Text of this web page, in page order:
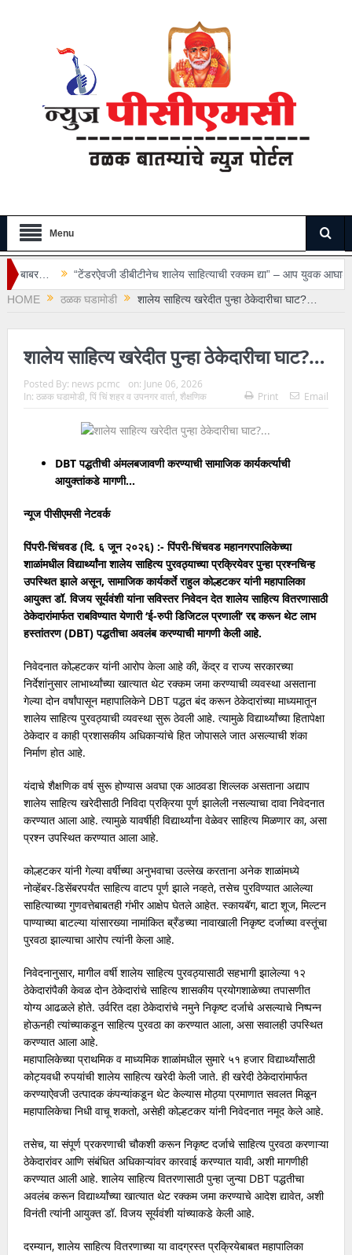
Menu
डीबीटीनेच शालेय साहित्याची रक्कम द्या” – आप युवक आघाडीची मागणी…
HOME
ठळक घडामोडी शालेय साहित्य खरेदीत पुन्हा ठेकेदारीचा घाट?…
शालेय साहित्य खरेदीत पुन्हा ठेकेदारीचा घाट?…
Posted By: news pcmc on: June 06, 2026
In: ठळक घडामोडी, पिं चिं शहर व उपनगर वार्ता, शैक्षणिक Print Email
DBT पद्धतीची अंमलबजावणी करण्याची सामाजिक कार्यकर्त्याची
आयुक्तांकडे मागणी…
न्यूज पीसीएमसी नेटवर्क
पिंपरी-चिंचवड (दि. ६ जून २०२६) :- पिंपरी-चिंचवड महानगरपालिकेच्या
शाळांमधील विद्यार्थ्यांना शालेय साहित्य पुरवठ्याच्या प्रक्रियेवर पुन्हा प्रश्नचिन्ह
उपस्थित झाले असून, सामाजिक कार्यकर्ते राहुल कोल्हटकर यांनी महापालिका
आयुक्त डॉ. विजय सूर्यवंशी यांना सविस्तर निवेदन देत शालेय साहित्य वितरणासाठी
ठेकेदारांमार्फत राबविण्यात येणारी ‘ई-रुपी डिजिटल प्रणाली’ रद्द करून थेट लाभ
हस्तांतरण (DBT) पद्धतीचा अवलंब करण्याची मागणी केली आहे.
निवेदनात कोल्हटकर यांनी आरोप केला आहे की, केंद्र व राज्य सरकारच्या
निर्देशांनुसार लाभार्थ्यांच्या खात्यात थेट रक्कम जमा करण्याची व्यवस्था असताना
गेल्या दोन वर्षांपासून महापालिकेने DBT पद्धत बंद करून ठेकेदारांच्या माध्यमातून
शालेय साहित्य पुरवठ्याची व्यवस्था सुरू ठेवली आहे. त्यामुळे विद्यार्थ्यांच्या हितापेक्षा
ठेकेदार व काही प्रशासकीय अधिकाऱ्यांचे हित जोपासले जात असल्याची शंका
निर्माण होत आहे.
यंदाचे शैक्षणिक वर्ष सुरू होण्यास अवघा एक आठवडा शिल्लक असताना अद्याप
शालेय साहित्य खरेदीसाठी निविदा प्रक्रिया पूर्ण झालेली नसल्याचा दावा निवेदनात
करण्यात आला आहे. त्यामुळे यावर्षीही विद्यार्थ्यांना वेळेवर साहित्य मिळणार का, असा
प्रश्न उपस्थित करण्यात आला आहे.
कोल्हटकर यांनी गेल्या वर्षीच्या अनुभवाचा उल्लेख करताना अनेक शाळांमध्ये
नोव्हेंबर-डिसेंबरपर्यंत साहित्य वाटप पूर्ण झाले नव्हते, तसेच पुरविण्यात आलेल्या
साहित्याच्या गुणवत्तेबाबतही गंभीर आक्षेप घेतले आहेत. स्कायबॅग, बाटा शूज, मिल्टन
पाण्याच्या बाटल्या यांसारख्या नामांकित ब्रँडच्या नावाखाली निकृष्ट दर्जाच्या वस्तूंचा
पुरवठा झाल्याचा आरोप त्यांनी केला आहे.
निवेदनानुसार, मागील वर्षी शालेय साहित्य पुरवठ्यासाठी सहभागी झालेल्या १२
ठेकेदारांपैकी केवळ दोन ठेकेदारांचे साहित्य शासकीय प्रयोगशाळेच्या तपासणीत
योग्य आढळले होते. उर्वरित दहा ठेकेदारांचे नमुने निकृष्ट दर्जाचे असल्याचे निष्पन्न
होऊनही त्यांच्याकडून साहित्य पुरवठा का करण्यात आला, असा सवालही उपस्थित
करण्यात आला आहे.
महापालिकेच्या प्राथमिक व माध्यमिक शाळांमधील सुमारे ५१ हजार विद्यार्थ्यांसाठी
कोट्यवधी रुपयांची शालेय साहित्य खरेदी केली जाते. ही खरेदी ठेकेदारांमार्फत
करण्याऐवजी उत्पादक कंपन्यांकडून थेट केल्यास मोठ्या प्रमाणात सवलत मिळून
महापालिकेचा निधी वाचू शकतो, असेही कोल्हटकर यांनी निवेदनात नमूद केले आहे.
तसेच, या संपूर्ण प्रकरणाची चौकशी करून निकृष्ट दर्जाचे साहित्य पुरवठा करणाऱ्या
ठेकेदारांवर आणि संबंधित अधिकाऱ्यांवर कारवाई करण्यात यावी, अशी मागणीही
करण्यात आली आहे. शालेय साहित्य वितरणासाठी पुन्हा जुन्या DBT पद्धतीचा
अवलंब करून विद्यार्थ्यांच्या खात्यात थेट रक्कम जमा करण्याचे आदेश द्यावेत, अशी
विनंती त्यांनी आयुक्त डॉ. विजय सूर्यवंशी यांच्याकडे केली आहे.
दरम्यान, शालेय साहित्य वितरणाच्या या वादग्रस्त प्रक्रियेबाबत महापालिका